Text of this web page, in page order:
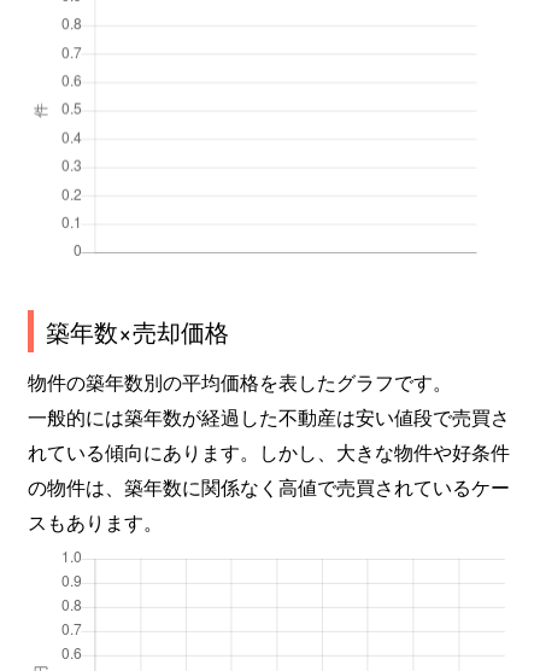
築年数×売却価格
物件の築年数別の平均価格を表したグラフです。
一般的には築年数が経過した不動産は安い値段で売買さ
れている傾向にあります。しかし、大きな物件や好条件
の物件は、築年数に関係なく高値で売買されているケー
スもあります。